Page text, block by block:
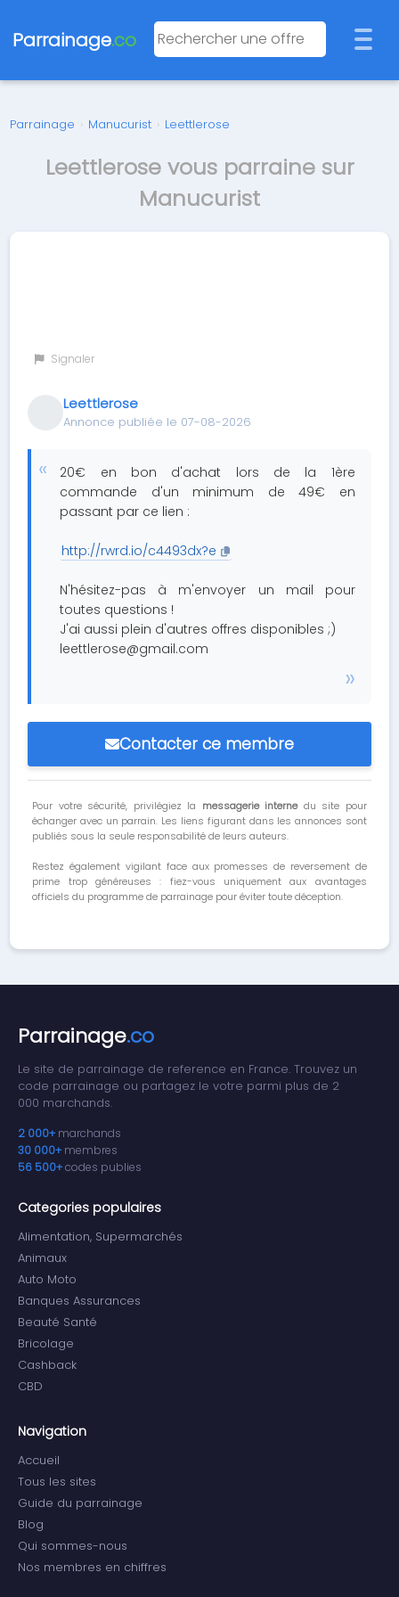
Parrainage.co
Parrainage › Manucurist › Leettlerose
Leettlerose vous parraine sur
Manucurist
Signaler
Leettlerose
Annonce publiée le 07-08-2026
20€ en bon d'achat lors de la 1ère
commande d'un minimum de 49€ en
passant par ce lien :
http://rwrd.io/c4493dx?e
N'hésitez-pas à m'envoyer un mail pour
toutes questions !
J'ai aussi plein d'autres offres disponibles ;)
leettlerose@gmail.com
Contacter ce membre
Pour votre sécurité, privilégiez la messagerie internedu site pour
échanger avec un parrain. Les liens figurant dans les annonces sont
publiés sous la seule responsabilité de leurs auteurs.
Restez également vigilant face aux promesses de reversement de
prime trop généreuses : fiez-vous uniquement aux avantages
officiels du programme de parrainage pour éviter toute déception.
Parrainage.co
Le site de parrainage de reference en France. Trouvez un
code parrainage ou partagez le votre parmi plus de 2
000 marchands.
2 000+ marchands
30 000+ membres
56 500+codes publies
Categories populaires
Alimentation, Supermarchés
Animaux
Auto Moto
Banques Assurances
Beauté Santé
Bricolage
Cashback
CBD
Navigation
Accueil
Tous les sites
Guide du parrainage
Blog
Qui sommes-nous
Nos membres en chiffres